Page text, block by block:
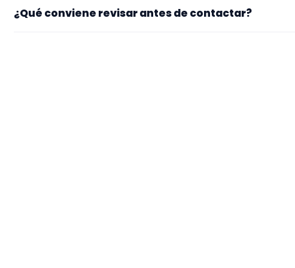
especialidad principal, repertorio, experiencia previa y
¿Qué conviene revisar antes de contactar?